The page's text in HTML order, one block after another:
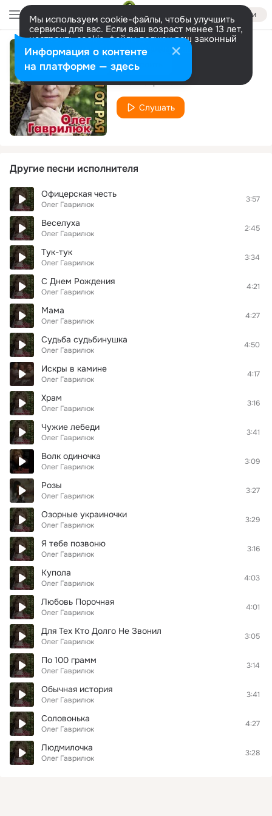
Войти
Мы используем cookie-файлы, чтобы улучшить
сервисы для вас. Если ваш возраст менее 13 лет,
настроить cookie-файлы должен ваш законный
представитель. Больше информации
Разрешить все Настроить
Старик
Олег Гаврилюк
Слушать
Другие песни исполнителя
Офицерская честь
Олег Гаврилюк
3:57
Веселуха
Олег Гаврилюк
2:45
Тук-тук
Олег Гаврилюк
3:34
С Днем Рождения
Олег Гаврилюк
4:21
Мама
Олег Гаврилюк
4:27
Судьба судьбинушка
Олег Гаврилюк
4:50
Искры в камине
Олег Гаврилюк
4:17
Храм
Олег Гаврилюк
3:16
Чужие лебеди
Олег Гаврилюк
3:41
Волк одиночка
Олег Гаврилюк
3:09
Розы
Олег Гаврилюк
3:27
Озорные украиночки
Олег Гаврилюк
3:29
Я тебе позвоню
Олег Гаврилюк
3:16
Купола
Олег Гаврилюк
4:03
Любовь Порочная
Олег Гаврилюк
4:01
Для Тех Кто Долго Не Звонил
Олег Гаврилюк
3:05
По 100 грамм
Олег Гаврилюк
3:14
Обычная история
Олег Гаврилюк
3:41
Соловонька
Олег Гаврилюк
4:27
Людмилочка
Олег Гаврилюк
3:28
Информация о контенте
на платформе — здесь